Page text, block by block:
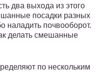
два выхода из этого
посадки разных
наладить почвооборот.
делать смешанные
по нескольким